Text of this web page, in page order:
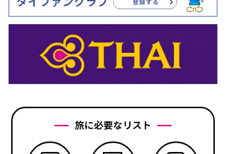
旅に必要なリスト